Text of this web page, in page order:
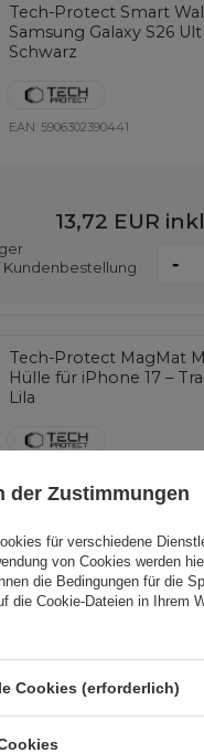
Tech-Protect Smart
Samsung Galaxy S26
Schwarz
EAN: 5906302390441
13,72 EUR
Kundenbestellung
-
Tech-Protect MagMat
Hülle für iPhone 17 –
Lila
9,07 EUR
Kundenbestellung
-
Baseus Halo Series
Stück/Packung) silber
(PCCH000012)
der Zustimmungen
für verschiedene
von Cookies werden
die Bedingungen für die
die Cookie-Dateien in Ihrem
Cookies (erforderlich)